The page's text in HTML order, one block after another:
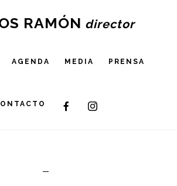
RAMÓN
AGENDA MEDIA PRENSA